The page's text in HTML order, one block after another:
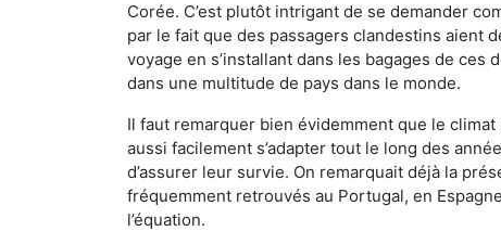
Corée. C’est plutôt intrigant de se demander
par le fait que des passagers clandestins aient
voyage en s’installant dans les bagages de
dans une multitude de pays dans le monde.
Il faut remarquer bien évidemment que le
aussi facilement s’adapter tout le long des
d’assurer leur survie. On remarquait déjà la
fréquemment retrouvés au Portugal, en
l’équation.